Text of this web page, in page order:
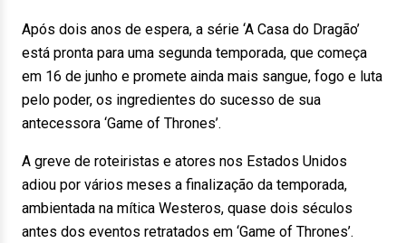
Após dois anos de espera, a série ‘A Casa do Dragão’
está pronta para uma segunda temporada, que começa
em 16 de junho e promete ainda mais sangue, fogo e luta
pelo poder, os ingredientes do sucesso de sua
antecessora ‘Game of Thrones’.
A greve de roteiristas e atores nos Estados Unidos
adiou por vários meses a finalização da temporada,
ambientada na mítica Westeros, quase dois séculos
antes dos eventos retratados em ‘Game of Thrones’.